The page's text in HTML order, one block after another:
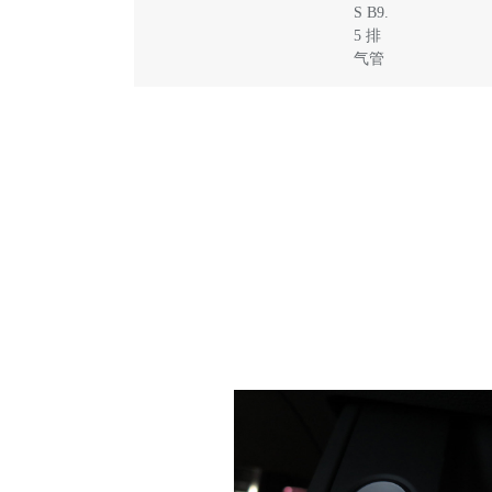
S B9.
5 排
气管